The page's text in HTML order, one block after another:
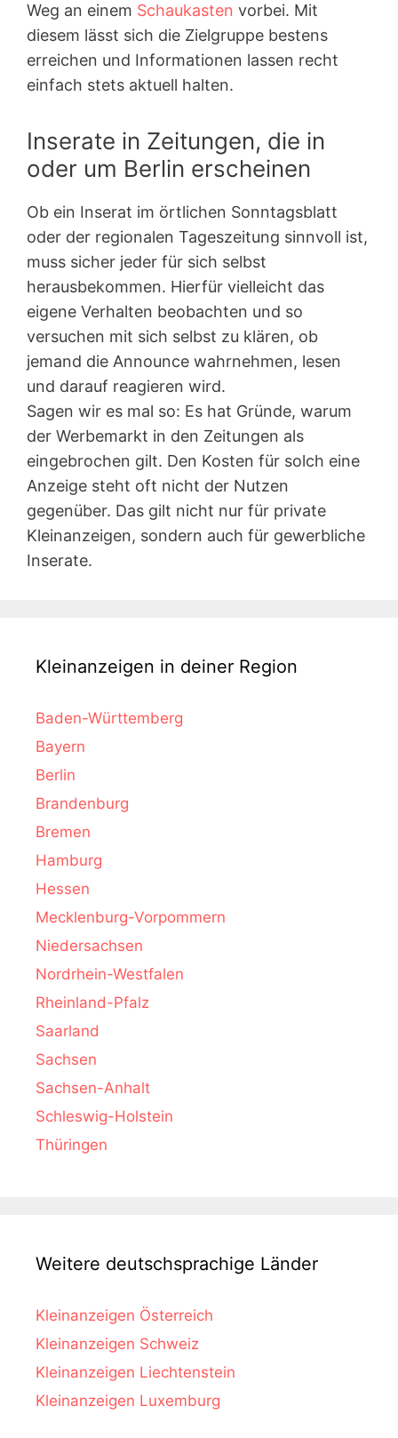
Weg an einem Schaukasten vorbei. Mit
diesem lässt sich die Zielgruppe bestens
erreichen und Informationen lassen recht
einfach stets aktuell halten.
Inserate in Zeitungen, die in
oder um Berlin erscheinen
Ob ein Inserat im örtlichen Sonntagsblatt
oder der regionalen Tageszeitung sinnvoll ist,
muss sicher jeder für sich selbst
herausbekommen. Hierfür vielleicht das
eigene Verhalten beobachten und so
versuchen mit sich selbst zu klären, ob
jemand die Announce wahrnehmen, lesen
und darauf reagieren wird.
Sagen wir es mal so: Es hat Gründe, warum
der Werbemarkt in den Zeitungen als
eingebrochen gilt. Den Kosten für solch eine
Anzeige steht oft nicht der Nutzen
gegenüber. Das gilt nicht nur für private
Kleinanzeigen, sondern auch für gewerbliche
Inserate.
Kleinanzeigen in deiner Region
Baden-Württemberg
Bayern
Berlin
Brandenburg
Bremen
Hamburg
Hessen
Mecklenburg-Vorpommern
Niedersachsen
Nordrhein-Westfalen
Rheinland-Pfalz
Saarland
Sachsen
Sachsen-Anhalt
Schleswig-Holstein
Thüringen
Weitere deutschsprachige Länder
Kleinanzeigen Österreich
Kleinanzeigen Schweiz
Kleinanzeigen Liechtenstein
Kleinanzeigen Luxemburg